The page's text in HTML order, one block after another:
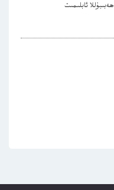
ھەبىبۇللا ئابلىمىت